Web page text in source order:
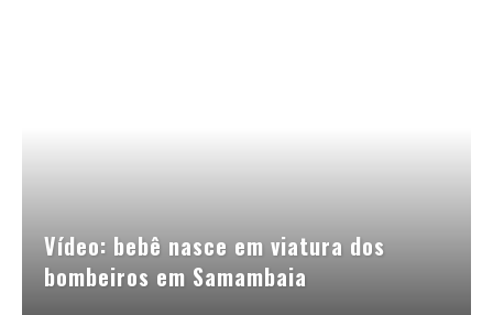
Vídeo: bebê nasce em viatura dos
bombeiros em Samambaia